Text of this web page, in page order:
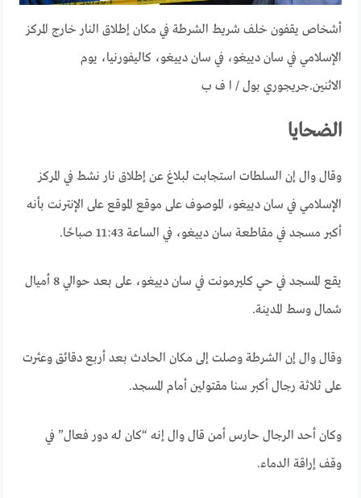
أشخاص يقفون خلف شريط الشرطة في مكان إطلاق النار خارج المركز
الإسلامي في سان دييغو، في سان دييغو، كاليفورنيا، يوم
الاثنين.جريجوري بول / ا ف ب
الضحايا
وقال وال إن السلطات استجابت لبلاغ عن إطلاق نار نشط في المركز
الإسلامي في سان دييغو، الموصوف على موقع الموقع على الإنترنت بأنه
أكبر مسجد في مقاطعة سان دييغو، في الساعة 11:43 صباحًا.
يقع المسجد في حي كليرمونت في سان دييغو، على بعد حوالي 8 أميال
شمال وسط المدينة.
وقال وال إن الشرطة وصلت إلى مكان الحادث بعد أربع دقائق وعثرت
على ثلاثة رجال أكبر سنا مقتولين أمام المسجد.
وكان أحد الرجال حارس أمن قال وال إنه “كان له دور فعال” في
وقف إراقة الدماء.